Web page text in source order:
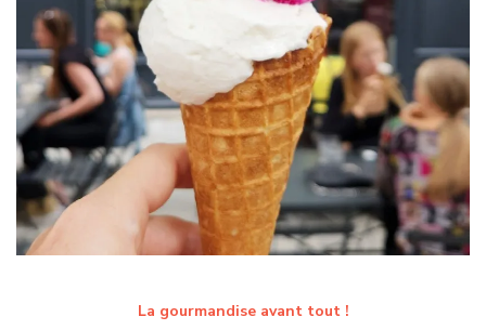
La gourmandise avant tout !